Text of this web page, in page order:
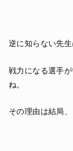
逆に知らない先生
戦力になる選手
ね。
その理由は結局、